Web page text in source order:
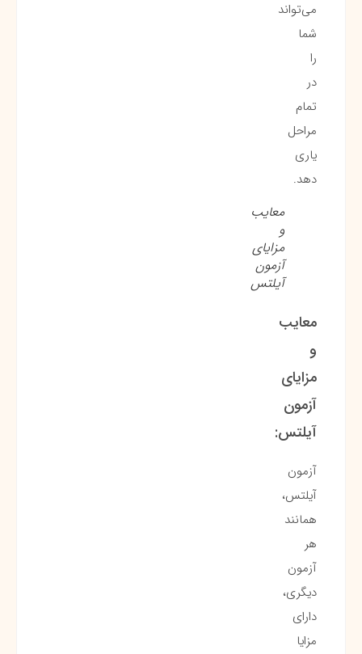
می‌تواند
شما
را
در
تمام
مراحل
یاری
دهد.
معایب
و
مزایای
آزمون
آیلتس
معایب
و
مزایای
آزمون
آیلتس:
آزمون
آیلتس،
همانند
هر
آزمون
دیگری،
دارای
مزایا